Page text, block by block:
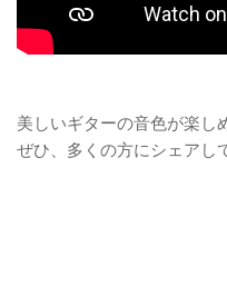
美しいギターの音色が楽し
ぜひ、多くの方にシェアし